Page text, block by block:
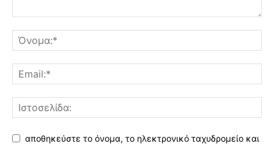
αποθηκεύστε το όνομα, το ηλεκτρονικό ταχυδρομείο και